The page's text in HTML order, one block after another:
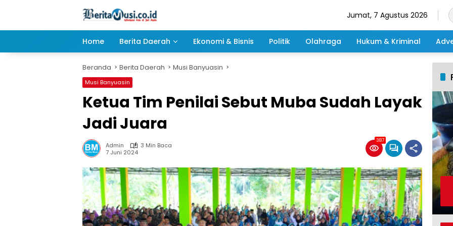
Jumat, 7 Agustus 2026
Home Berita Daerah Ekonomi & Bisnis Politik Olahraga Hukum & Kriminal
Beranda Berita Daerah Musi Banyuasin
Musi Banyuasin
Ketua Tim Penilai Sebut Muba Sudah Layak
Jadi Juara
Admin
3 Min Baca
7 Juni 2024
387